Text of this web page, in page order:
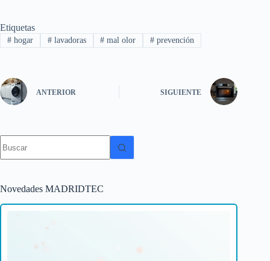
Etiquetas
#hogar #lavadoras # mal olor # prevención
ANTERIOR SIGUIENTE
resultados
Novedades MADRIDTEC